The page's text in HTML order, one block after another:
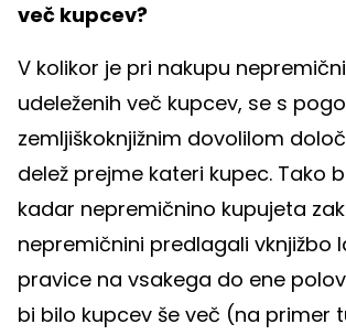
več kupcev?
V kolikor je pri nakupu
udeleženih več kupcev, se s
zemljiškoknjižnim dovolilom
delež prejme kateri kupec. Tako
kadar nepremičnino kupujeta
nepremičnini predlagali vknjižbo
pravice na vsakega do ene
bi bilo kupcev še več (na primer